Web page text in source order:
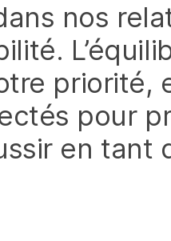
nos
priorité,
pour
en tant